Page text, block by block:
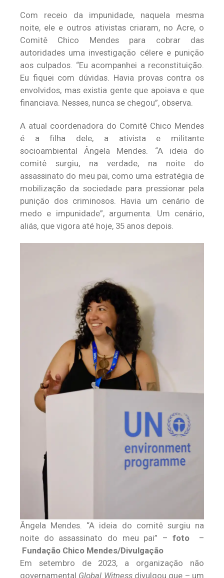
Com receio da impunidade, naquela mesma
noite, ele e outros ativistas criaram, no Acre, o
Comitê Chico Mendes para cobrar das
autoridades uma investigação célere e punição
aos culpados. “Eu acompanhei a reconstituição.
Eu fiquei com dúvidas. Havia provas contra os
envolvidos, mas existia gente que apoiava e que
financiava. Nesses, nunca se chegou”, observa.
A atual coordenadora do Comitê Chico Mendes
é a filha dele, a ativista e militante
socioambiental Ângela Mendes. “A ideia do
comitê surgiu, na verdade, na noite do
assassinato do meu pai, como uma estratégia de
mobilização da sociedade para pressionar pela
punição dos criminosos. Havia um cenário de
medo e impunidade”, argumenta. Um cenário,
aliás, que vigora até hoje, 35 anos depois.
Ângela Mendes. “A ideia do comitê surgiu na
noite do assassinato do meu pai” – foto–
Fundação Chico Mendes/Divulgação
Em setembro de 2023, a organização não
governamental Global Witnessdivulgou que – um